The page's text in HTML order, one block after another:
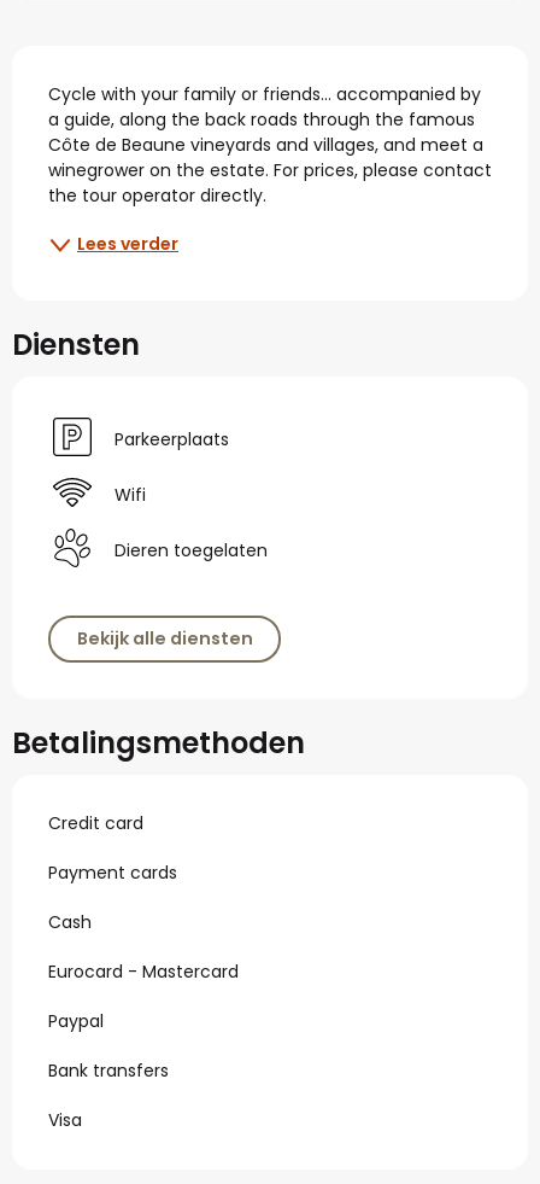
Beschrijving
Cycle with your family or friends... accompanied by
a guide, along the back roads through the famous
Côte de Beaune vineyards and villages, and meet a
winegrower on the estate. For prices, please contact
the tour operator directly.
Lees verder
Diensten
Parkeerplaats
Wifi
Dieren toegelaten
Bekijk alle diensten
Betalingsmethoden
Credit card
Payment cards
Cash
Eurocard - Mastercard
Paypal
Bank transfers
Visa